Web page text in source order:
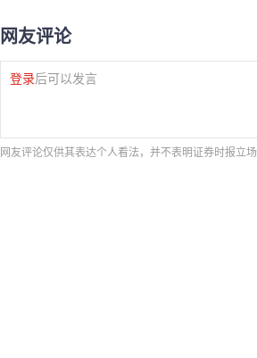
网友评论
登录后可以发言
网友评论仅供其表达个人看法，并不表明证券时报立场